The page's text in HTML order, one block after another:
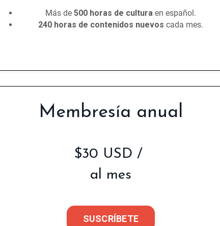
Más de 500 horas de cultura en español.
240 horas de contenidos nuevos cada mes.
Membresía anual
$30 USD /
al mes
SUSCRÍBETE